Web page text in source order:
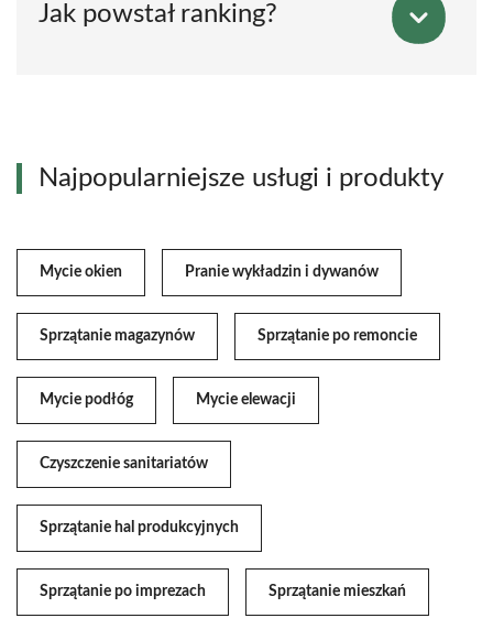
Jak powstał ranking?
Najpopularniejsze usługi i produkty
Mycie okien Pranie wykładzin i dywanów
Sprzątanie magazynów Sprzątanie po remoncie
Mycie podłóg Mycie elewacji
Czyszczenie sanitariatów
Sprzątanie hal produkcyjnych
Sprzątanie po imprezach Sprzątanie mieszkań